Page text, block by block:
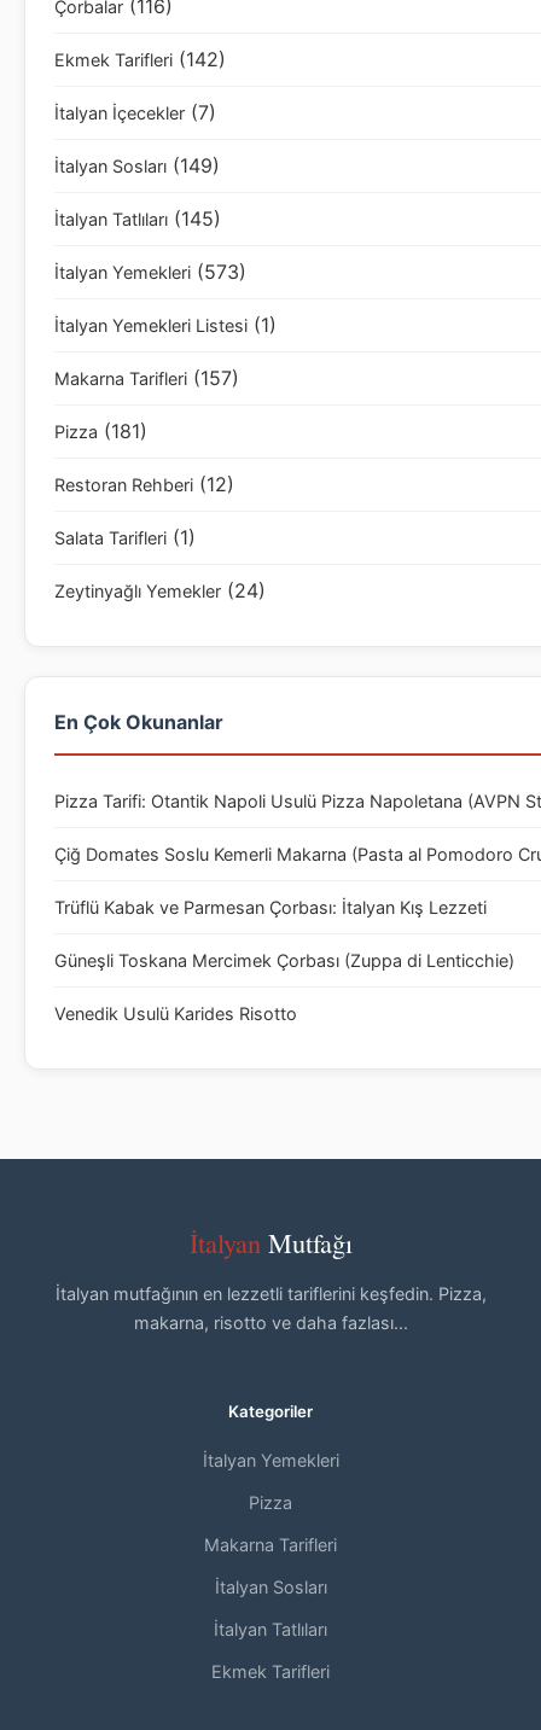
Çorbalar (116)
Ekmek Tarifleri (142)
İtalyan İçecekler (7)
İtalyan Sosları (149)
İtalyan Tatlıları (145)
İtalyan Yemekleri (573)
İtalyan Yemekleri Listesi (1)
Makarna Tarifleri (157)
Pizza (181)
Restoran Rehberi (12)
Salata Tarifleri (1)
Zeytinyağlı Yemekler (24)
En Çok Okunanlar
Pizza Tarifi: Otantik Napoli Usulü Pizza Napoletana (AVPN
Çiğ Domates Soslu Kemerli Makarna (Pasta al Pomodoro
Trüflü Kabak ve Parmesan Çorbası: İtalyan Kış Lezzeti
Güneşli Toskana Mercimek Çorbası (Zuppa di Lenticchie)
Venedik Usulü Karides Risotto
İtalyanMutfağı
İtalyan mutfağının en lezzetli tariflerini keşfedin. Pizza,
makarna, risotto ve daha fazlası...
Kategoriler
İtalyan Yemekleri
Pizza
Makarna Tarifleri
İtalyan Sosları
İtalyan Tatlıları
Ekmek Tarifleri